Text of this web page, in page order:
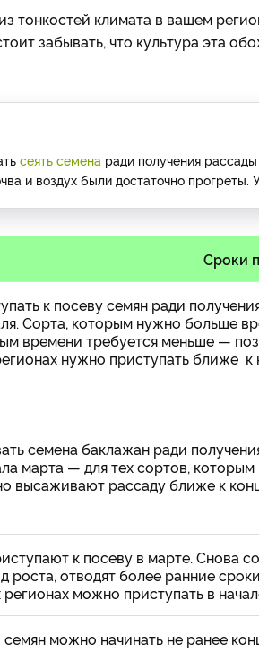
тонкостей климата в вашем
забывать, что культура эта
сеять семена ради получения
и воздух были достаточно
Сроки
к посеву семян ради
Сорта, которым нужно больше
времени требуется меньше —
нужно приступать ближе к
семена баклажан ради
марта — для тех сортов,
высаживают рассаду ближе к
к посеву в марте. Снова
роста, отводят более ранние
регионах можно приступать в
можно начинать не ранее